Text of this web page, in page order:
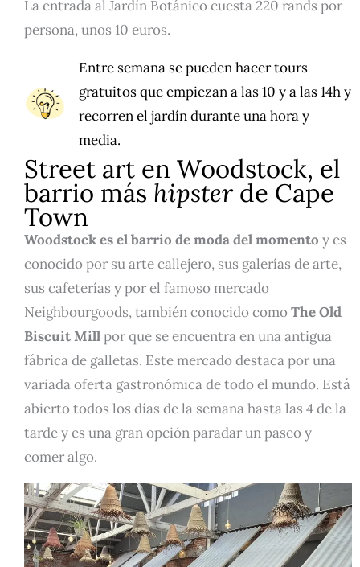
La entrada al Jardín Botánico cuesta 220 rands por
persona, unos 10 euros.
Entre semana se pueden hacer tours
gratuitos que empiezan a las 10 y a las 14h y
recorren el jardín durante una hora y
media.
Street art en Woodstock, el
barrio más hipster de Cape
Town
Woodstock es el barrio de moda del momento y es
conocido por su arte callejero, sus galerías de arte,
sus cafeterías y por el famoso mercado
Neighbourgoods, también conocido comoThe Old
Biscuit Millpor que se encuentra en una antigua
fábrica de galletas. Este mercado destaca por una
variada oferta gastronómica de todo el mundo. Está
abierto todos los días de la semana hasta las 4 de la
tarde y es una gran opción paradar un paseo y
comer algo.